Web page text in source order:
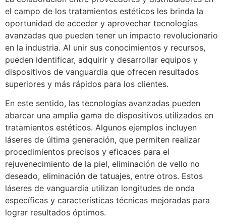
el campo de los tratamientos estéticos les brinda la
oportunidad de acceder y aprovechar tecnologías
avanzadas que pueden tener un impacto revolucionario
en la industria. Al unir sus conocimientos y recursos,
pueden identificar, adquirir y desarrollar equipos y
dispositivos de vanguardia que ofrecen resultados
superiores y más rápidos para los clientes.
En este sentido, las tecnologías avanzadas pueden
abarcar una amplia gama de dispositivos utilizados en
tratamientos estéticos. Algunos ejemplos incluyen
láseres de última generación, que permiten realizar
procedimientos precisos y eficaces para el
rejuvenecimiento de la piel, eliminación de vello no
deseado, eliminación de tatuajes, entre otros. Estos
láseres de vanguardia utilizan longitudes de onda
específicas y características técnicas mejoradas para
lograr resultados óptimos.